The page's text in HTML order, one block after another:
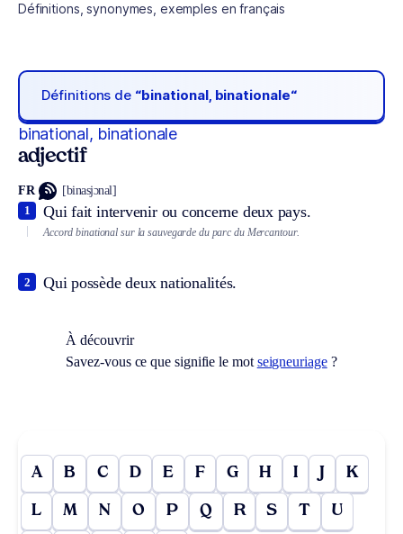
Définitions, synonymes, exemples en français
Définitions de “binational, binationale“
binational, binationale
adjectif
FR [binasjɔnal]
Qui fait intervenir ou concerne deux pays.
1
Accord binational sur la sauvegarde du parc du Mercantour.
Qui possède deux nationalités.
2
À découvrir
Savez-vous ce que signifie le mot seigneuriage?
A B C D E F G H I J K
L M N O P Q R S T U